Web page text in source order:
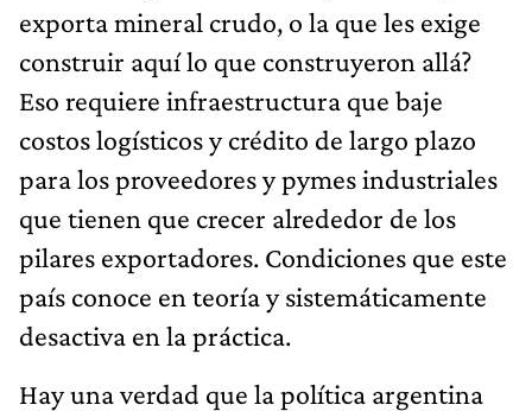
exporta mineral crudo, o la que les exige
construir aquí lo que construyeron allá?
Eso requiere infraestructura que baje
costos logísticos y crédito de largo plazo
para los proveedores y pymes industriales
que tienen que crecer alrededor de los
pilares exportadores. Condiciones que este
país conoce en teoría y sistemáticamente
desactiva en la práctica.
Hay una verdad que la política argentina